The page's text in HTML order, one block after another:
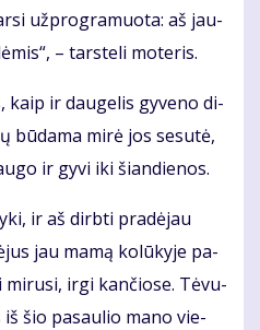
už­prog­ra­muo­ta: aš jau­
– tars­te­li mo­te­ris.
kaip ir dau­ge­lis gy­ve­no di­
bū­da­ma mi­rė jos se­su­tė,
ir gy­vi iki šian­die­nos.
ir aš dirb­ti pra­dė­jau
jau ma­mą ko­lū­ky­je pa­
mi­ru­si, ir­gi kan­čio­se. Tė­vu­
iš šio pa­sau­lio ma­no vie­